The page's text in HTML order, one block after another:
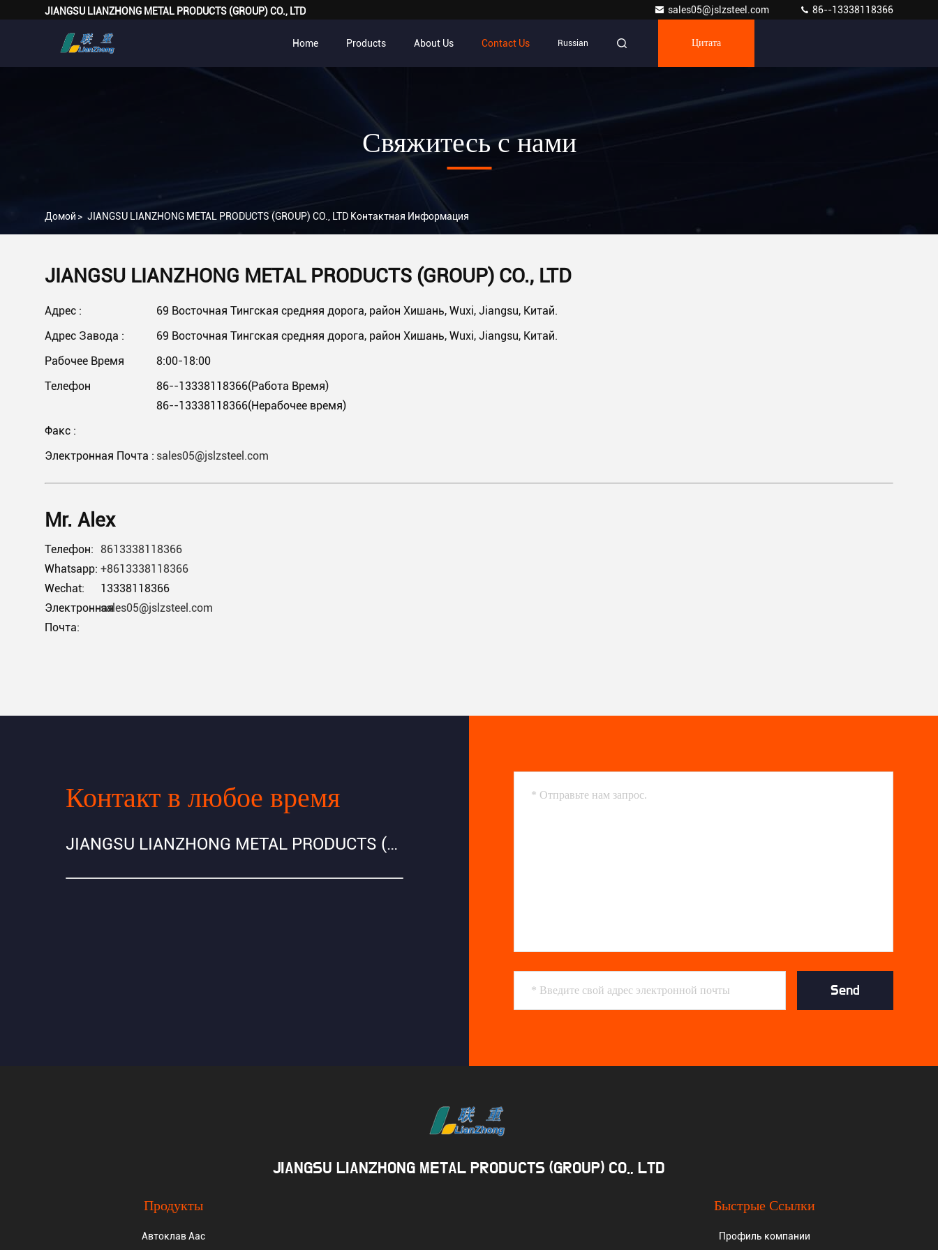
JIANGSU LIANZHONG METAL PRODUCTS (GROUP) CO., LTD sales05@jslzsteel.com 86--13338118366
Home Products About Us Contact Us Russian Цитата
Свяжитесь с нами
Домой > JIANGSU LIANZHONG METAL PRODUCTS (GROUP) CO., LTD Контактная Информация
JIANGSU LIANZHONG METAL PRODUCTS (GROUP) CO., LTD
Адрес :
69 Восточная Тингская средняя дорога, район Хишань, Wuxi, Jiangsu, Китай.
Адрес Завода :
69 Восточная Тингская средняя дорога, район Хишань, Wuxi, Jiangsu, Китай.
Рабочее Время
8:00-18:00
Телефон
86--13338118366(Работа Время)
86--13338118366(Нерабочее время)
Факс :
Электронная Почта : sales05@jslzsteel.com
Mr. Alex
Телефон: 8613338118366
Whatsapp: +8613338118366
Wechat:
13338118366
Электронная
Почта:
sales05@jslzsteel.com
Контакт в любое время
JIANGSU LIANZHONG METAL PRODUCTS (GROUP) CO., LTD
Send
JIANGSU LIANZHONG METAL PRODUCTS (GROUP) CO., LTD
Продукты
Автоклав Aac
Быстрые Ссылки
Профиль компании